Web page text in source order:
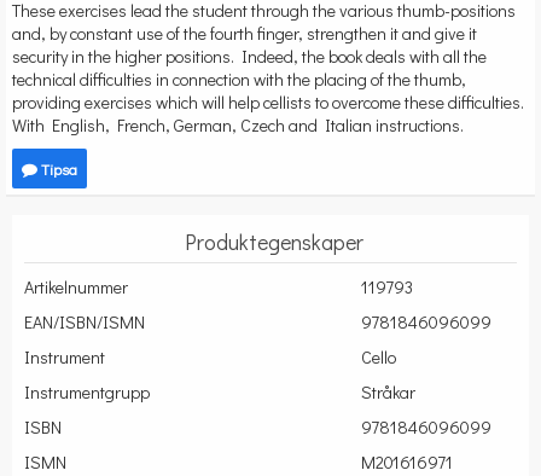
These exercises lead the student through the various thumb-positions
and, by constant use of the fourth finger, strengthen it and give it
security in the higher positions. Indeed, the book deals with all the
technical difficulties in connection with the placing of the thumb,
providing exercises which will help cellists to overcome these difficulties.
With English, French, German, Czech and Italian instructions.
Tipsa
Produktegenskaper
Artikelnummer
119793
EAN/ISBN/ISMN
9781846096099
Instrument
Cello
Instrumentgrupp
Stråkar
ISBN
9781846096099
ISMN
M201616971